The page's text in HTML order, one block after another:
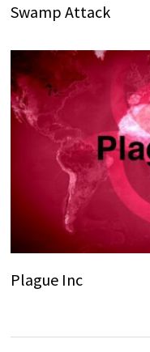
Swamp Attack
Plague Inc